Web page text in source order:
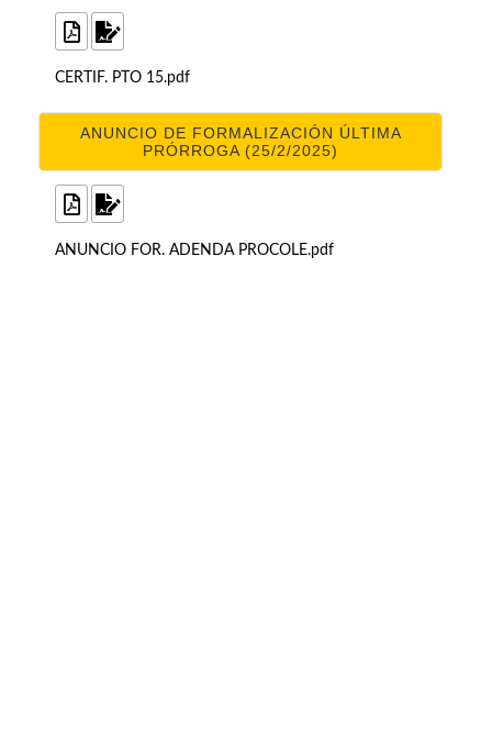
CERTIF. PTO 15.pdf
ANUNCIO DE FORMALIZACIÓN ÚLTIMA
PRÓRROGA (25/2/2025)
ANUNCIO FOR. ADENDA PROCOLE.pdf